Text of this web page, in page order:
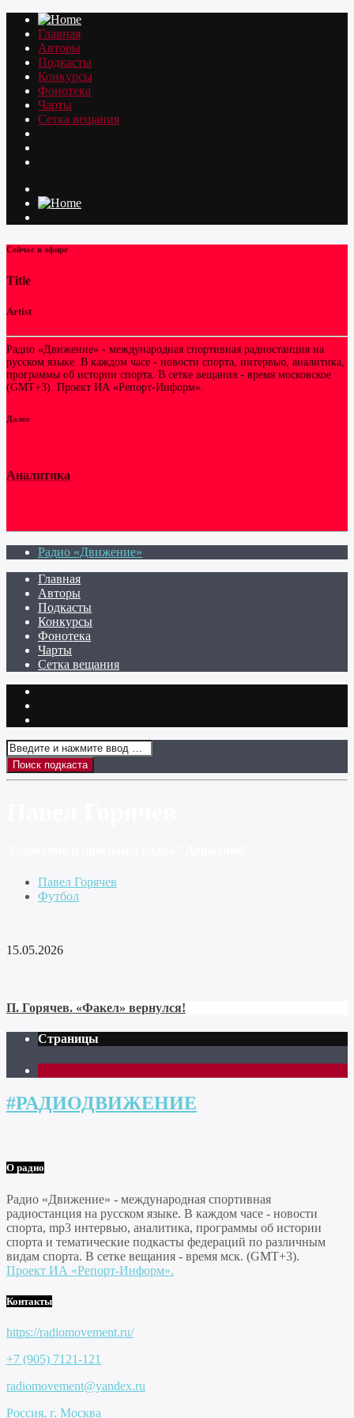
Главная
Авторы
Подкасты
Конкурсы
Фонотека
Чарты
Сетка вещания
Сейчас в эфире
Title
Artist
Радио «Движение» - международная спортивная радиостанция на
русском языке. В каждом часе - новости спорта, интервью, аналитика,
программы об истории спорта. В сетке вещания - время московское
(GMT+3). Проект ИА «Репорт-Информ».
Далее
Аналитика
Радио «Движение»
Главная
Авторы
Подкасты
Конкурсы
Фонотека
Чарты
Сетка вещания
Павел Горячев
Футбол
15.05.2026
П. Горячев. «Факел» вернулся!
Страницы
#РАДИОДВИЖЕНИЕ
О радио
Радио «Движение» - международная спортивная
радиостанция на русском языке. В каждом часе - новости
спорта, mp3 интервью, аналитика, программы об истории
спорта и тематические подкасты федераций по различным
видам спорта. В сетке вещания - время мск. (GMT+3).
Проект ИА «Репорт-Информ».
Контакты
https://radiomovement.ru/
+7 (905) 7121-121
radiomovement@yandex.ru
Россия, г. Москва